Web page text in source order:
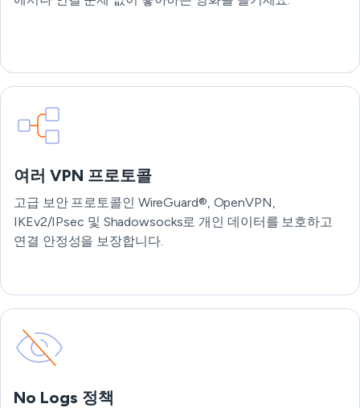
여러 VPN 프로토콜
고급 보안 프로토콜인 WireGuard®, OpenVPN,
IKEv2/IPsec 및 Shadowsocks로 개인 데이터를 보호하고
연결 안정성을 보장합니다.
No Logs 정책